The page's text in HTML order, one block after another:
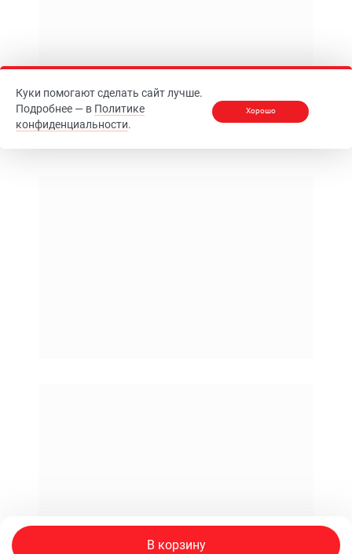
В корзину
Куки помогают сделать сайт лучше.
Подробнее — в Политике
конфиденциальности.
Хорошо